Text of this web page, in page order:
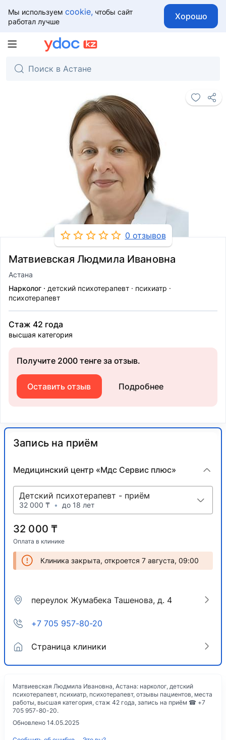
Мы используем cookie, чтобы сайт
работал лучше
Хорошо
0 отзывов
Матвиевская Людмила Ивановна
Астана
Нарколог
детский психотерапевт
психиатр
психотерапевт
Стаж 42 года
высшая категория
Получите 2000 тенге за отзыв.
Оставить отзыв Подробнее
Запись на приём
Медицинский центр «Мдс Сервис плюс»
Детский психотерапевт - приём
32 000 ₸ • до 18 лет
32 000 ₸
Оплата в клинике
Клиника закрыта, откроется 7 августа, 09:00
переулок Жумабека Ташенова, д. 4
+7 705 957-80-20
Страница клиники
Матвиевская Людмила Ивановна, Астана: нарколог, детский
психотерапевт, психиатр, психотерапевт, отзывы пациентов, места
работы, высшая категория, стаж 42 года, запись на приём ☎ +7
705 957-80-20.
Обновлено 14.05.2025